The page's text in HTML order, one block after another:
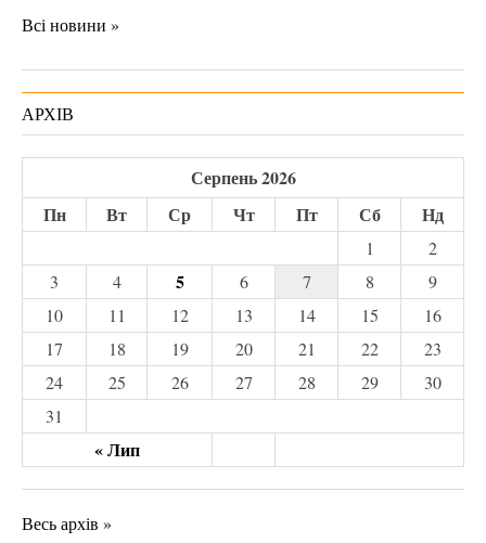
Всі новини »
АРХІВ
Серпень 2026
Пн
Вт Ср Чт Пт Сб Нд
« Лип
1
2
3
4 5 6 7 8
9
10
11 12 13 14 15
16
17
18 19 20 21 22
23
24
25 26 27 28 29
30
31
Весь архів »